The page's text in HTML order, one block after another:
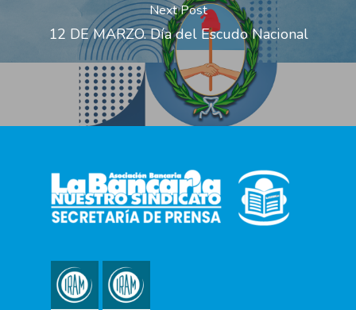
Next Post
12 DE MARZO. Día del Escudo Nacional